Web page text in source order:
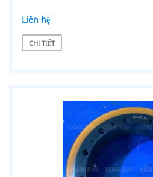
Liên hệ
CHI TIẾT